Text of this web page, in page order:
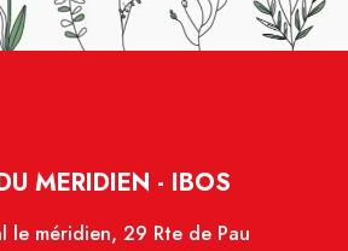
MERIDIEN - IBOS
le méridien, 29 Rte de Pau